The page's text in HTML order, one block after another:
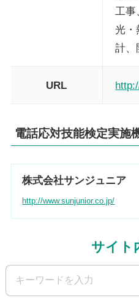
工事
光・
計、
URL
電話応対技能検定実施
株式会社サンジュニア
http://www.sunjunior.co.jp/
サイト